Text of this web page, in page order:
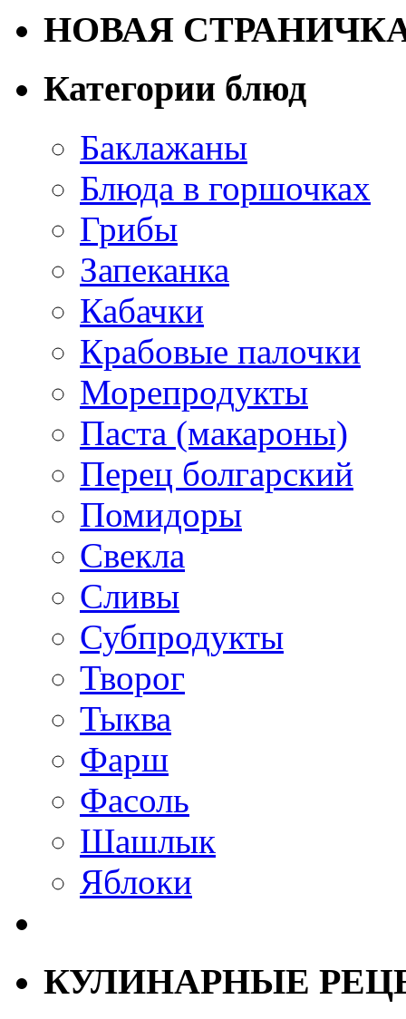
НОВАЯ
Категории блюд
Баклажаны
Блюда в горшочках
Грибы
Запеканка
Кабачки
Крабовые палочки
Морепродукты
Паста (макароны)
Перец болгарский
Помидоры
Свекла
Сливы
Субпродукты
Творог
Тыква
Фарш
Фасоль
Шашлык
Яблоки
КУЛИНАРНЫЕ